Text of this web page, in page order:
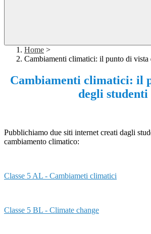
Home >
Cambiamenti climatici: il punto di vista
Cambiamenti climatici: il
degli studenti
Pubblichiamo due siti internet creati dagli
cambiamento climatico:
Classe 5 AL - Cambiameti climatici
Classe 5 BL - Climate change